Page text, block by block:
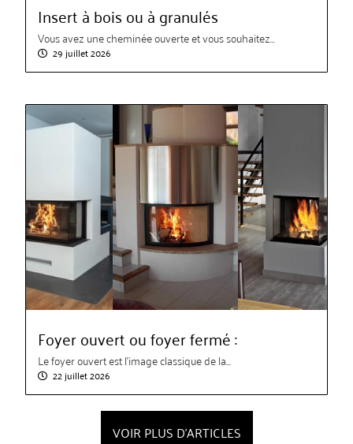
Insert à bois ou à granulés
Vous avez une cheminée ouverte et vous souhaitez...
29 juillet 2026
Foyer ouvert ou foyer fermé :
Le foyer ouvert est l’image classique de la...
22 juillet 2026
VOIR PLUS D'ARTICLES